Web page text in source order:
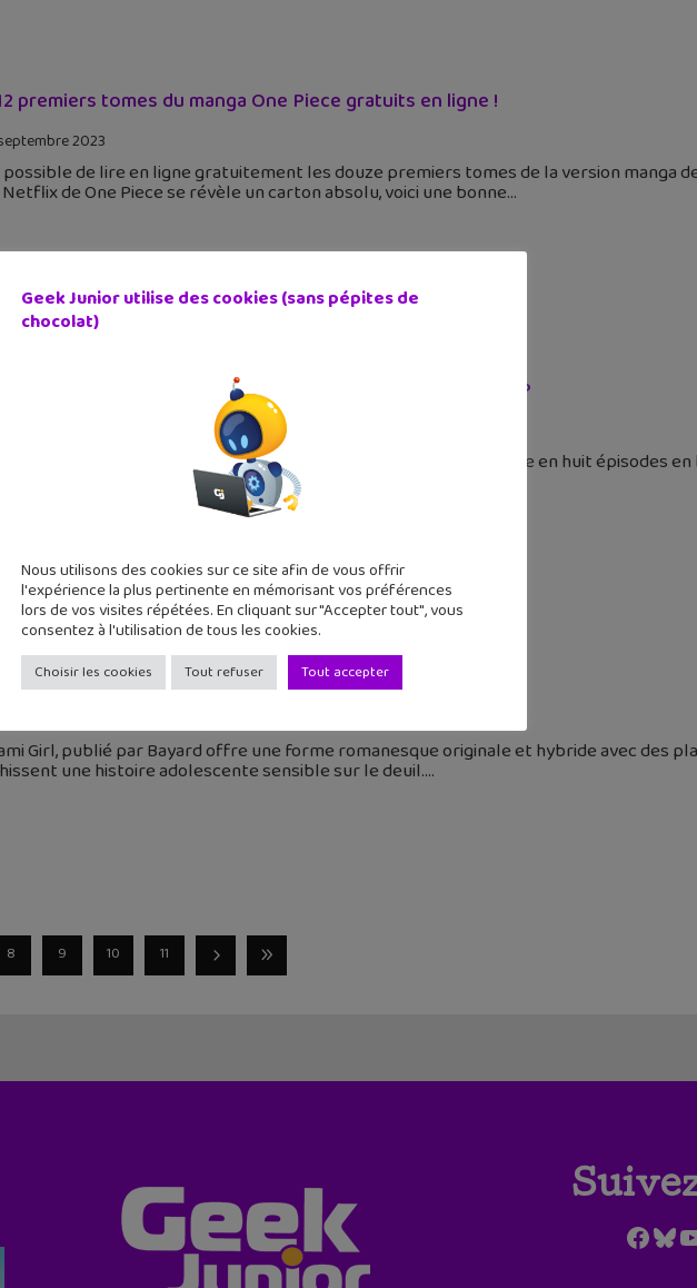
premiers tomes du manga One Piece gratuits en ligne !
2023
de lire en ligne gratuitement les douze premiers tomes de la version manga
de One Piece se révèle un carton absolu, voici une bonne
sur Netflix, pourquoi est-elle une adaptation réussie ?
sur Netflix est l’événement de cette rentrée. Mais, cette série en huit épisodes
des attentes des fans de Luffy et de ses compagnons ?
d’été #7 : Tsunami Girl
Girl, publié par Bayard offre une forme romanesque originale et hybride avec des
une histoire adolescente sensible sur le deuil.
8 9 10 11
Geek Junior utilise des cookies (sans pépites de
chocolat)
Nous utilisons des cookies sur ce site afin de vous offrir
l'expérience la plus pertinente en mémorisant vos préférences
lors de vos visites répétées. En cliquant sur "Accepter tout", vous
consentez à l'utilisation de tous les cookies.
Choisir les cookies Tout refuser Tout accepter